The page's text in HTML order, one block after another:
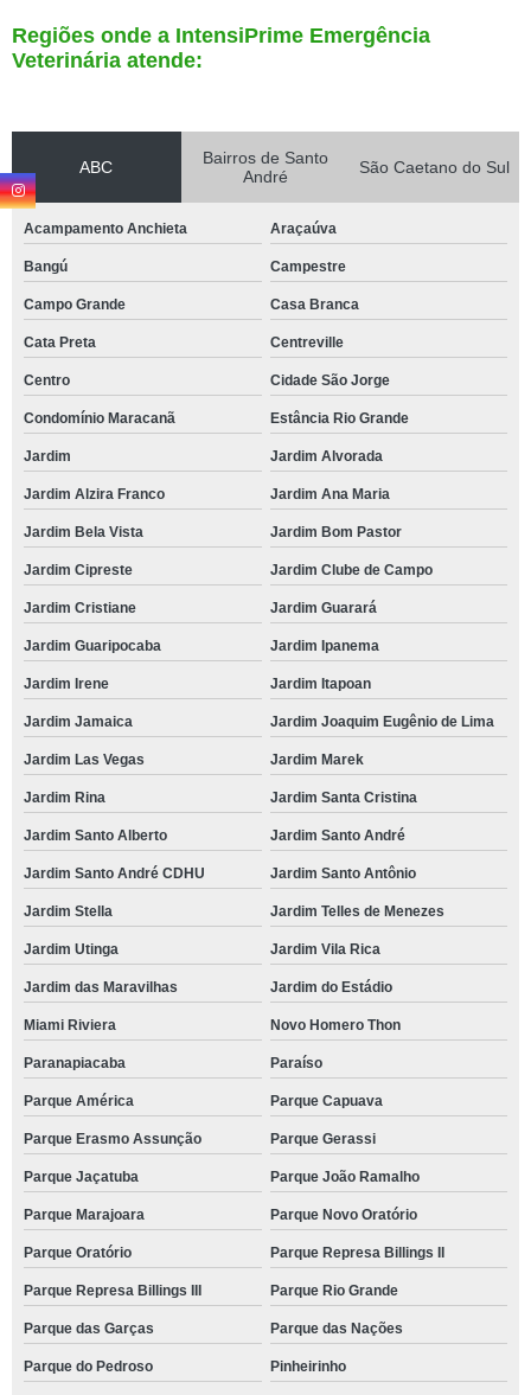
Regiões onde a IntensiPrime Emergência
Veterinária atende:
ABC
Bairros de Santo
André
São Caetano do Sul
Acampamento Anchieta Araçaúva
Bangú Campestre
Campo Grande Casa Branca
Cata Preta Centreville
Centro Cidade São Jorge
Condomínio Maracanã Estância Rio Grande
Jardim Jardim Alvorada
Jardim Alzira Franco Jardim Ana Maria
Jardim Bela Vista Jardim Bom Pastor
Jardim Cipreste Jardim Clube de Campo
Jardim Cristiane Jardim Guarará
Jardim Guaripocaba Jardim Ipanema
Jardim Irene Jardim Itapoan
Jardim Jamaica Jardim Joaquim Eugênio de Lima
Jardim Las Vegas Jardim Marek
Jardim Rina Jardim Santa Cristina
Jardim Santo Alberto Jardim Santo André
Jardim Santo André CDHU Jardim Santo Antônio
Jardim Stella Jardim Telles de Menezes
Jardim Utinga Jardim Vila Rica
Jardim das Maravilhas Jardim do Estádio
Miami Riviera Novo Homero Thon
Paranapiacaba Paraíso
Parque América Parque Capuava
Parque Erasmo Assunção Parque Gerassi
Parque Jaçatuba Parque João Ramalho
Parque Marajoara Parque Novo Oratório
Parque Oratório Parque Represa Billings II
Parque Represa Billings III Parque Rio Grande
Parque das Garças Parque das Nações
Parque do Pedroso Pinheirinho